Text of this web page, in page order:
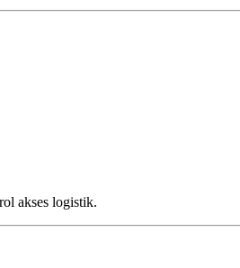
akses logistik.